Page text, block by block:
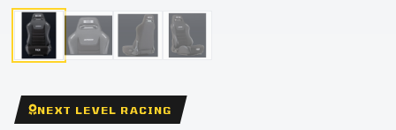
NEXT LEVEL RACING